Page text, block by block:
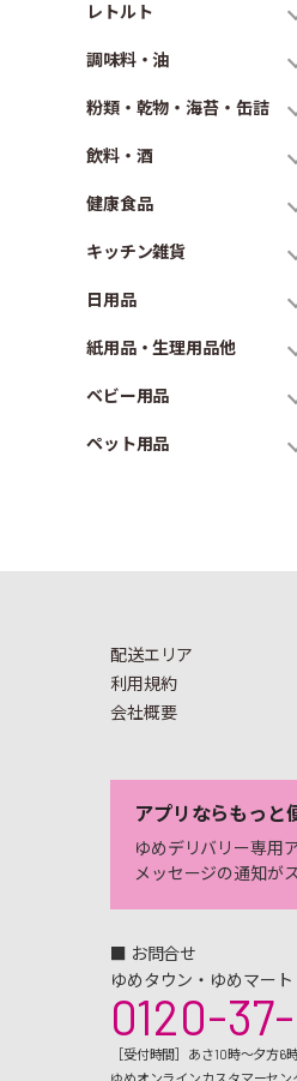
レトルト
調味料・油
粉類・乾物・海苔・缶詰
飲料・酒
健康食品
キッチン雑貨
日用品
紙用品・生理用品他
ベビー用品
ペット用品
配送エリア
利用規約
会社概要
アプリならもっと
ゆめデリバリー専用
メッセージの通知が
■ お問合せ
ゆめタウン・ゆめマート
0120-
［受付時間］あさ10時～夕方6